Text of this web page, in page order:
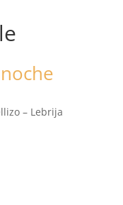
– Lebrija